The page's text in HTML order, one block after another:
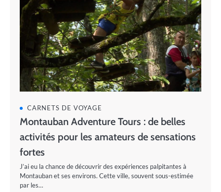
CARNETS DE VOYAGE
Montauban Adventure Tours : de belles
activités pour les amateurs de sensations
fortes
J’ai eu la chance de découvrir des expériences palpitantes à
Montauban et ses environs. Cette ville, souvent sous-estimée
par les…